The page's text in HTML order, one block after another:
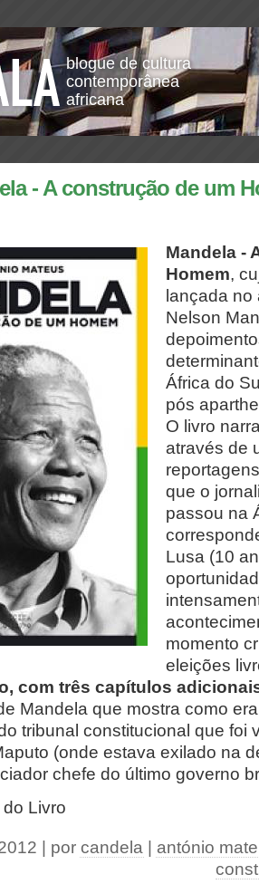
blogue de cultura
contemporânea
africana
- A construção de um
Mandela -
Homem,
lançada
Nelson
África do
pós
O livro
através de
que o
passou na
Lusa (10
momento
eleições
com três capítulos
Mandela que mostra como
tribunal constitucional que foi
(onde estava exilado na
chefe do último governo
Livro
| por candela
antónio